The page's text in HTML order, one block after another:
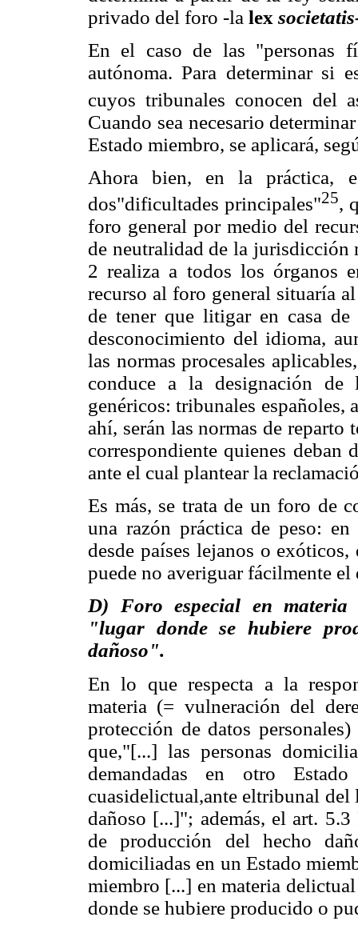
privado del foro -la lex
En el caso de las "personas
autónoma. Para determinar si
cuyos tribunales conocen del
Cuando sea necesario
Estado miembro, se aplicará,
Ahora bien, en la práctica,
dos"dificultades principales"25,
foro general por medio del
de neutralidad de la jurisdicción
2 realiza a todos los órganos
recurso al foro general situaría
de tener que litigar en casa
desconocimiento del idioma,
las normas procesales
conduce a la designación de
genéricos: tribunales españoles,
ahí, serán las normas de
correspondiente quienes
ante el cual plantear la
Es más, se trata de un foro de
una razón práctica de peso: en
desde países lejanos o
puede no averiguar fácilmente
D) Foro especial en materia
"lugar donde se hubiere
dañoso".
En lo que respecta a la
materia (= vulneración del
protección de datos
que,"[...] las personas
demandadas en otro
cuasidelictual,ante eltribunal
dañoso [...]"; además, el art.
de producción del hecho
domiciliadas en un Estado
miembro [...] en materia
donde se hubiere producido o